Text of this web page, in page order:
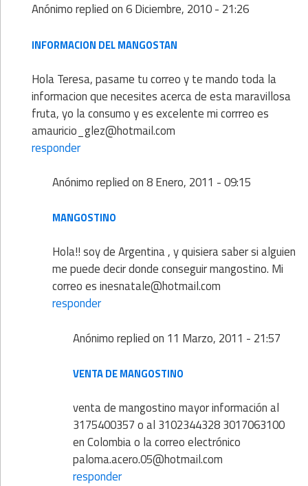
Anónimoreplied on6 Diciembre, 2010 - 21:26
INFORMACION DEL MANGOSTAN
Hola Teresa, pasame tu correo y te mando toda la
informacion que necesites acerca de esta maravillosa
fruta, yo la consumo y es excelente mi corrreo es
amauricio_glez@hotmail.com
responder
Anónimoreplied on8 Enero, 2011 - 09:15
MANGOSTINO
Hola!! soy de Argentina , y quisiera saber si alguien
me puede decir donde conseguir mangostino. Mi
correo es inesnatale@hotmail.com
responder
Anónimoreplied on 11 Marzo, 2011 - 21:57
VENTA DE MANGOSTINO
venta de mangostino mayor información al
3175400357 o al 3102344328 3017063100
en Colombia o la correo electrónico
paloma.acero.05@hotmail.com
responder